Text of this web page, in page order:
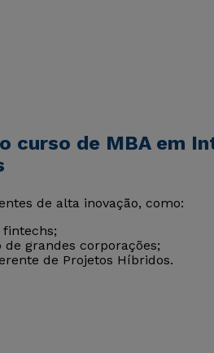
curso de MBA em
de alta inovação, como:
grandes corporações;
de Projetos Híbridos.